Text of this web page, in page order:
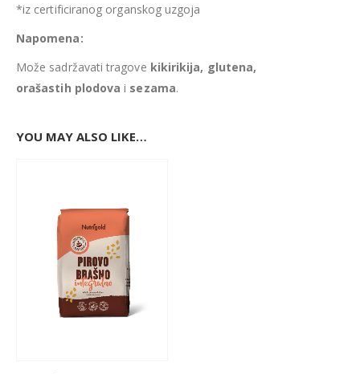
*iz certificiranog organskog uzgoja
Napomena:
Može sadržavati tragove kikirikija, glutena,
orašastih plodovai sezama.
YOU MAY ALSO LIKE…